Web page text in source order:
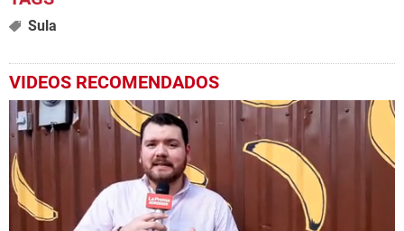
Sula
VIDEOS RECOMENDADOS